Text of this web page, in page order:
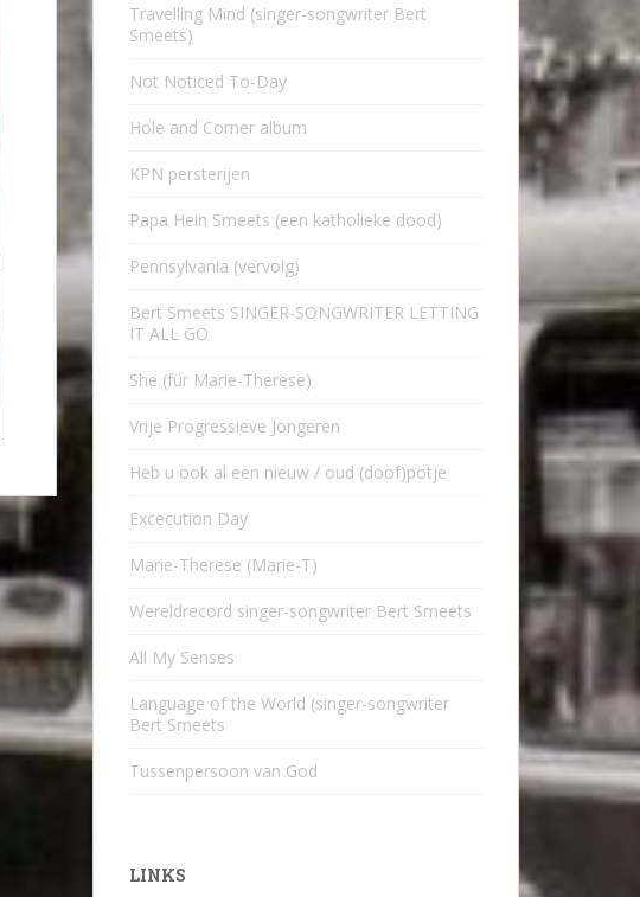
Travelling Mind (singer-songwriter Bert
Smeets)
Not Noticed To-Day
Hole and Corner album
KPN persterijen
Papa Hein Smeets (een katholieke dood)
Pennsylvania (vervolg)
Bert Smeets SINGER-SONGWRITER LETTING
IT ALL GO
She (für Marie-Therese)
Vrije Progressieve Jongeren
Heb u ook al een nieuw / oud (doof)potje
Excecution Day
Marie-Therese (Marie-T)
Wereldrecord singer-songwriter Bert Smeets
All My Senses
Language of the World (singer-songwriter
Bert Smeets
Tussenpersoon van God
LINKS